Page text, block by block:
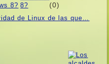
8? (0)
de Linux de las que…